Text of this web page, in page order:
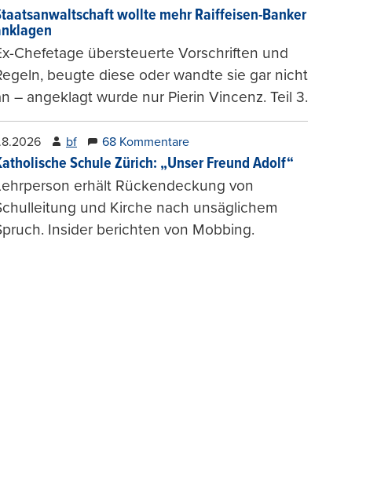
wollte mehr Raiffeisen-Banker
Chefetage übersteuerte Vorschriften und
beugte diese oder wandte sie gar nicht
– angeklagt wurde nur Pierin Vincenz. Teil 3.
bf 68 Kommentare
Schule Zürich: „Unser Freund Adolf“
erhält Rückendeckung von
und Kirche nach unsäglichem
Insider berichten von Mobbing.